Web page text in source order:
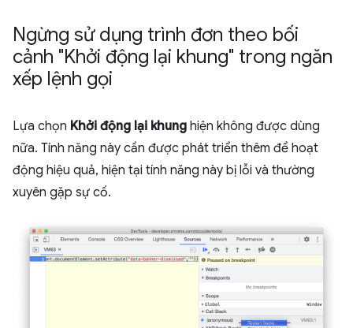
Ngừng sử dụng trình đơn theo bối
cảnh "Khởi động lại khung" trong ngăn
xếp lệnh gọi
Lựa chọn Khởi động lại khung hiện không được dùng
nữa. Tính năng này cần được phát triển thêm để hoạt
động hiệu quả, hiện tại tính năng này bị lỗi và thường
xuyên gặp sự cố.